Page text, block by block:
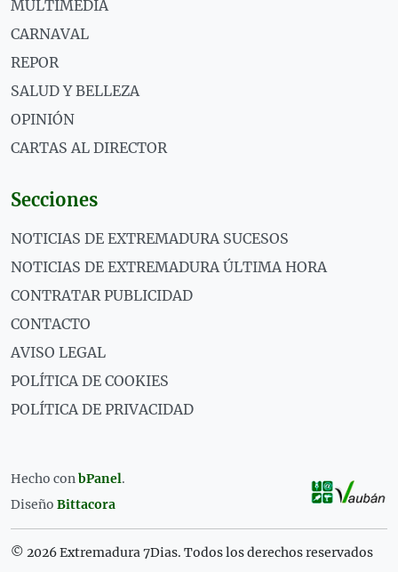
MULTIMEDIA
CARNAVAL
REPOR
SALUD Y BELLEZA
OPINIÓN
CARTAS AL DIRECTOR
Secciones
NOTICIAS DE EXTREMADURA SUCESOS
NOTICIAS DE EXTREMADURA ÚLTIMA HORA
CONTRATAR PUBLICIDAD
CONTACTO
AVISO LEGAL
POLÍTICA DE COOKIES
POLÍTICA DE PRIVACIDAD
Hecho con bPanel.
Diseño Bittacora
© 2026 Extremadura 7Dias. Todos los derechos reservados